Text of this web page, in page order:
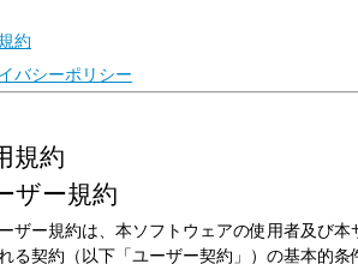
放送時間
2026年3月23日（月）09:00～11:55